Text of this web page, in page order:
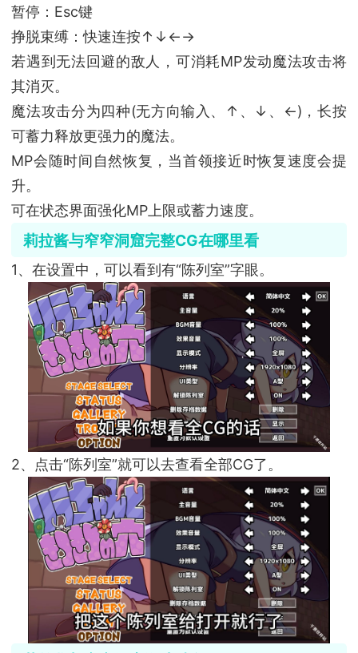
暂停：Esc键
挣脱束缚：快速连按↑↓←→
若遇到无法回避的敌人，可消耗MP发动魔法攻击将
其消灭。
魔法攻击分为四种(无方向输入、↑、↓、←)，长按
可蓄力释放更强力的魔法。
MP会随时间自然恢复，当首领接近时恢复速度会提
升。
可在状态界面强化MP上限或蓄力速度。
莉拉酱与窄窄洞窟完整CG在哪里看
1、在设置中，可以看到有“陈列室”字眼。
2、点击“陈列室”就可以去查看全部CG了。